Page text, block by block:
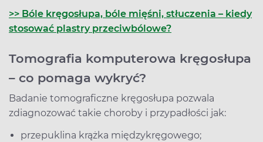
>> Bóle kręgosłupa, bóle mięśni, stłuczenia – kiedy
stosować plastry przeciwbólowe?
Tomografia komputerowa kręgosłupa
– co pomaga wykryć?
Badanie tomograficzne kręgosłupa pozwala
zdiagnozować takie choroby i przypadłości jak:
przepuklina krążka międzykręgowego;